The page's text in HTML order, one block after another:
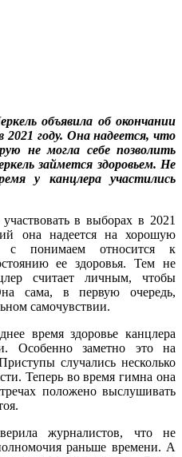
объявила об окончании
2021 году. Она надеется, что
не могла себе позволить
займется здоровьем. Не
у канцлера участились
в выборах в 2021
она надеется на хорошую
с понимаем относится к
ее здоровья. Тем не
считает личным, чтобы
сама, в первую очередь,
самочувствии.
время здоровье канцлера
Особенно заметно это на
случались несколько
Теперь во время гимна она
положено выслушивать
журналистов, что не
раньше времени. А